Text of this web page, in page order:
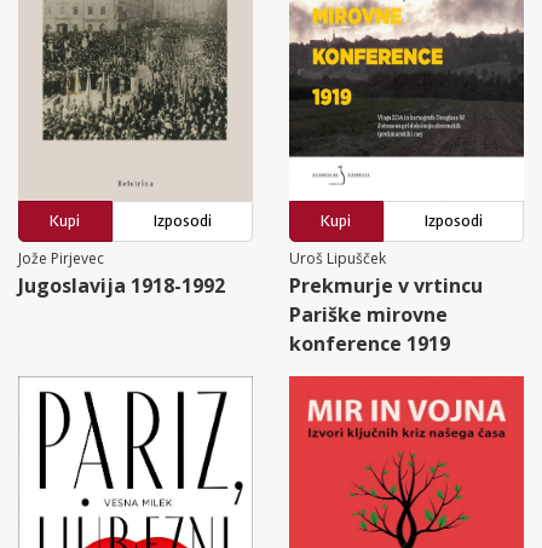
Kupi
Izposodi
Jože Pirjevec
Jugoslavija 1918-1992
Kupi
Izposodi
Uroš Lipušček
Prekmurje v vrtincu
Pariške mirovne
konference 1919